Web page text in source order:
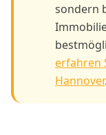
sondern
erfahren
Hannover.